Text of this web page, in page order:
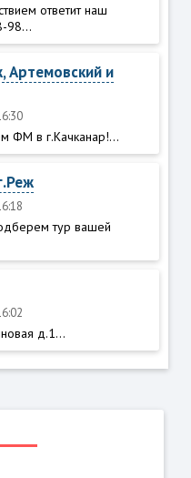
ответит наш
98...
Артемовский и
ФМ в г.Качканар!...
тур вашей
д.1...